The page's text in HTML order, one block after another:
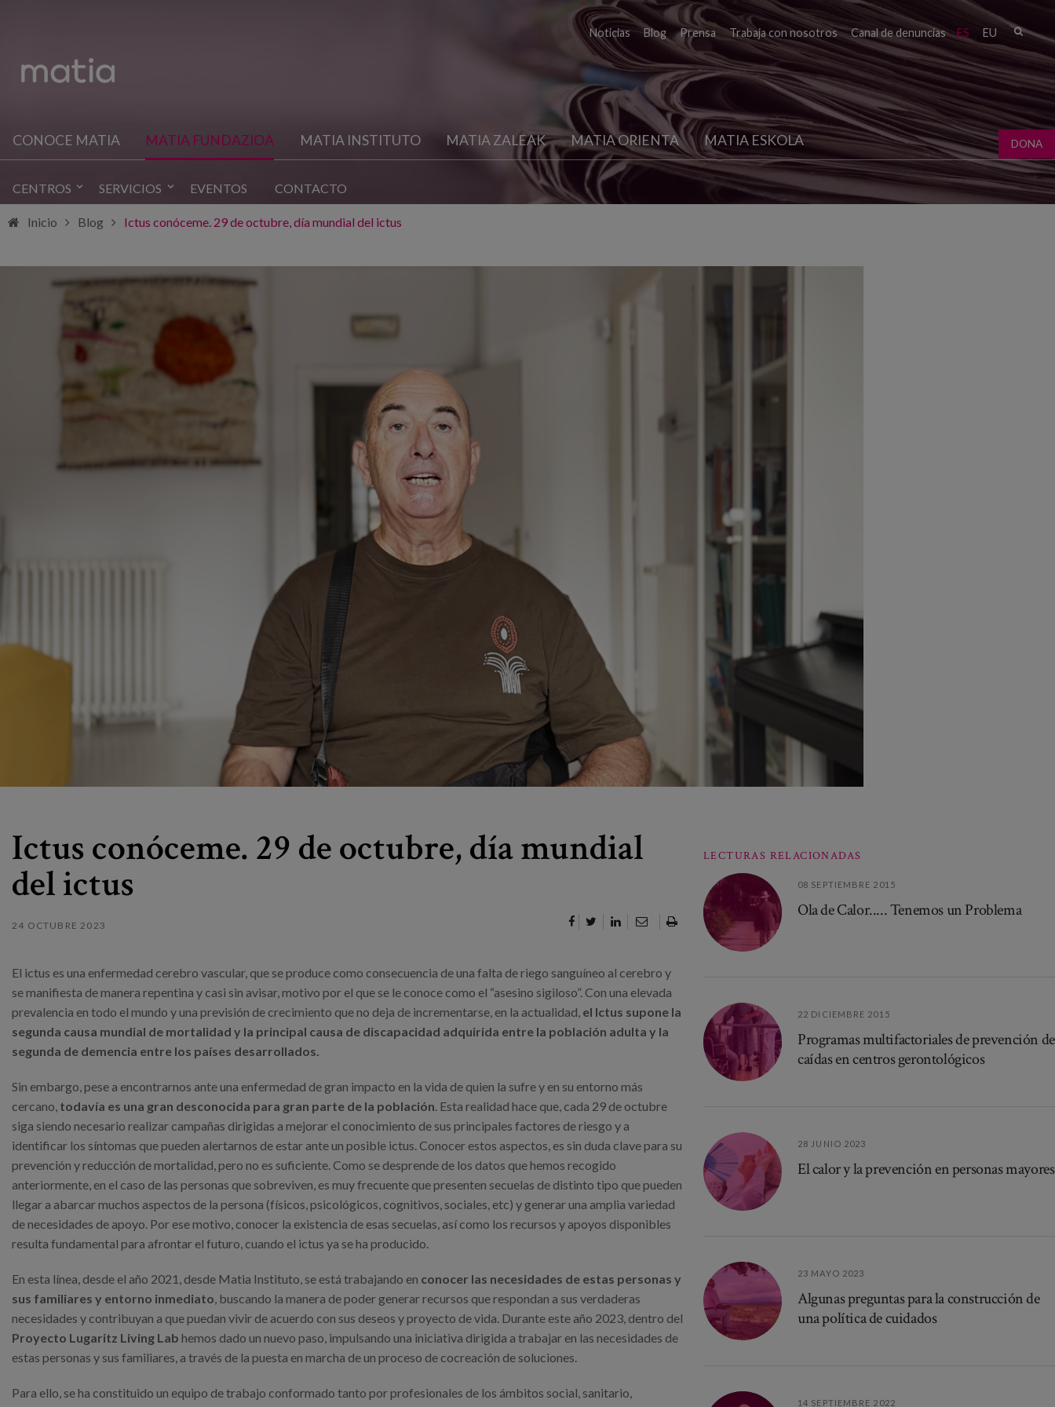
ES EU
Noticias Blog Prensa Trabaja con nosotros Canal de denuncias
CONOCE MATIA MATIA FUNDAZIOA MATIA INSTITUTO MATIA ZALEAK MATIA ORIENTA MATIA ESKOLA DONA
CENTROS SERVICIOS EVENTOS CONTACTO
Inicio Blog Ictus conóceme. 29 de octubre, día mundial del ictus
Ictus conóceme. 29 de octubre, día mundial
del ictus
24 OCTUBRE 2023
El ictus es una enfermedad cerebro vascular, que se produce como consecuencia de una falta de riego sanguíneo al cerebro y
se manifiesta de manera repentina y casi sin avisar, motivo por el que se le conoce como el “asesino sigiloso”. Con una elevada
prevalencia en todo el mundo y una previsión de crecimiento que no deja de incrementarse, en la actualidad, el Ictus supone la
segunda causa mundial de mortalidad y la principal causa de discapacidad adquirida entre la población adulta y la
segunda de demencia entre los países desarrollados.
Sin embargo, pese a encontrarnos ante una enfermedad de gran impacto en la vida de quien la sufre y en su entorno más
cercano, todavía es una gran desconocida para gran parte de la población. Esta realidad hace que, cada 29 de octubre
siga siendo necesario realizar campañas dirigidas a mejorar el conocimiento de sus principales factores de riesgo y a
identificar los síntomas que pueden alertarnos de estar ante un posible ictus. Conocer estos aspectos, es sin duda clave para su
prevención y reducción de mortalidad, pero no es suficiente. Como se desprende de los datos que hemos recogido
anteriormente, en el caso de las personas que sobreviven, es muy frecuente que presenten secuelas de distinto tipo que pueden
llegar a abarcar muchos aspectos de la persona (físicos, psicológicos, cognitivos, sociales, etc) y generar una amplia variedad
de necesidades de apoyo. Por ese motivo, conocer la existencia de esas secuelas, así como los recursos y apoyos disponibles
resulta fundamental para afrontar el futuro, cuando el ictus ya se ha producido.
En esta línea, desde el año 2021, desde Matia Instituto, se está trabajando en conocer las necesidades de estas personas y
sus familiares y entorno inmediato, buscando la manera de poder generar recursos que respondan a sus verdaderas
necesidades y contribuyan a que puedan vivir de acuerdo con sus deseos y proyecto de vida. Durante este año 2023, dentro del
Proyecto Lugaritz Living Lab hemos dado un nuevo paso, impulsando una iniciativa dirigida a trabajar en las necesidades de
estas personas y sus familiares, a través de la puesta en marcha de un proceso de cocreación de soluciones.
Para ello, se ha constituido un equipo de trabajo conformado tanto por profesionales de los ámbitos social, sanitario,
LECTURAS RELACIONADAS
08 SEPTIEMBRE 2015
Ola de Calor..... Tenemos un Problema
22 DICIEMBRE 2015
Programas multifactoriales de prevención de
caídas en centros gerontológicos
28 JUNIO 2023
El calor y la prevención en personas mayores
23 MAYO 2023
Algunas preguntas para la construcción de
una política de cuidados
14 SEPTIEMBRE 2022